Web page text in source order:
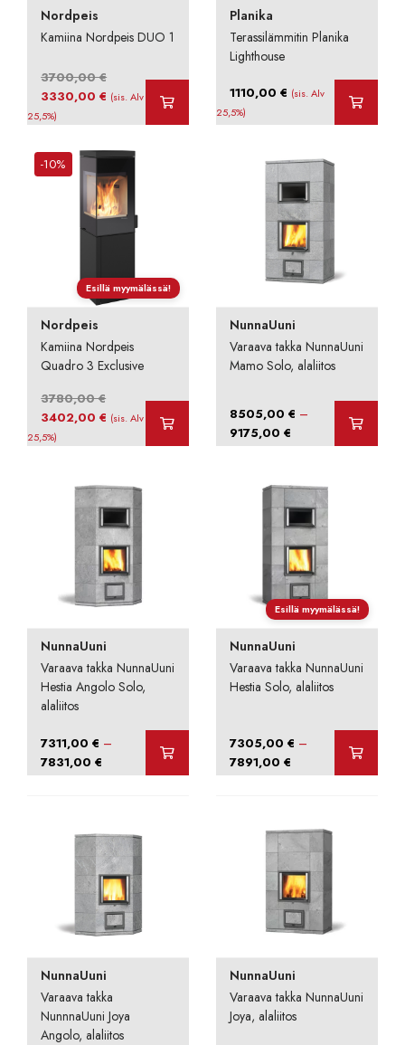
Nordpeis
Kamiina Nordpeis DUO 1
3700,00€
Alkuperäinen
hinta
3700,00 €.
3330,00€ Nykyinen
3330,00 €.
(sis. Alv
25,5%)
Planika
Terassilämmitin Planika
Lighthouse
1110,00€ (sis. Alv
25,5%)
Esillä myymälässä!
-10%
Nordpeis
Kamiina Nordpeis
Quadro 3 Exclusive
3780,00€
Alkuperäinen
hinta
3402,00€ Nykyinen
(sis. Alv
25,5%)
NunnaUuni
Varaava takka NunnaUuni
Mamo Solo, alaliitos
8505,00€ –
9175,00€ Hintaluokka:
8505,00 €
9175,00 €
NunnaUuni
Varaava takka NunnaUuni
Hestia Angolo Solo,
alaliitos
7311,00€ –
7831,00€ Hintaluokka:
7311,00 €
Esillä myymälässä!
NunnaUuni
Varaava takka NunnaUuni
Hestia Solo, alaliitos
7305,00€ –
7891,00€ Hintaluokka:
7305,00 €
NunnaUuni
Varaava takka
NunnnaUuni Joya
Angolo, alaliitos
NunnaUuni
Varaava takka NunnaUuni
Joya, alaliitos